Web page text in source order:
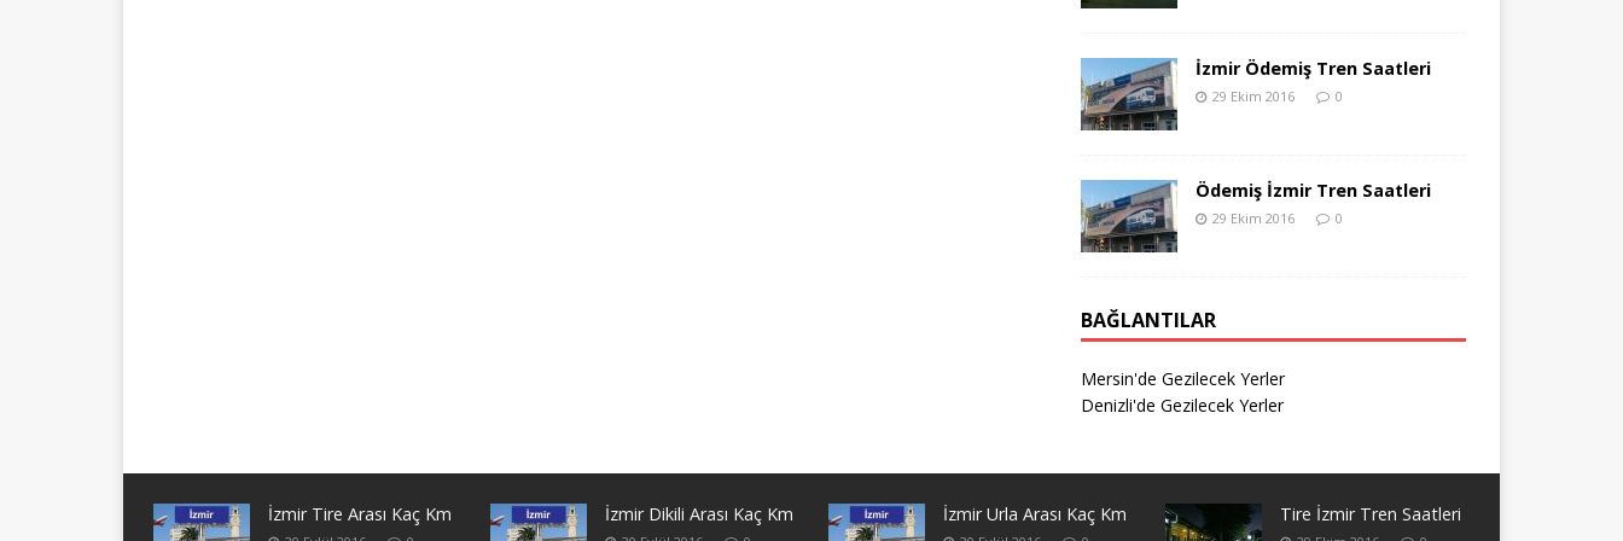
İzmir Ödemiş Tren Saatleri
29 Ekim 2016 0
Ödemiş İzmir Tren Saatleri
29 Ekim 2016 0
BAĞLANTILAR
Mersin'de Gezilecek Yerler
Denizli'de Gezilecek Yerler
İzmir Tire Arası Kaç Km İzmir Dikili Arası Kaç Km İzmir Urla Arası Kaç Km Tire İzmir Tren Saatleri